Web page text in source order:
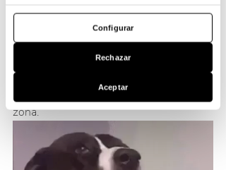
¿Se debe pagar?
Al final de la caminata se pondrá
una hucha donde podrá hacer
donaciones por las protectoras de la
zona.
Configurar
Rechazar
Aceptar